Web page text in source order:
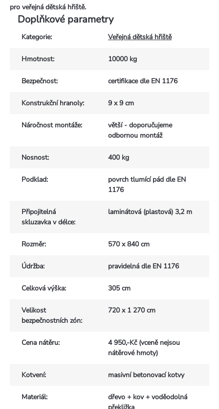
pro veřejná dětská hřiště.
Doplňkové parametry
Kategorie: Veřejná dětská hřiště
Hmotnost: 10000 kg
Bezpečnost: certifikace dle EN 1176
Konstrukční hranoly: 9 x 9 cm
Náročnost montáže:
větší - doporučujeme
odbornou montáž
Nosnost: 400 kg
Podklad:
povrch tlumící pád dle EN
1176
Připojitelná
skluzavka v délce:
laminátová (plastová) 3,2 m
Rozměr: 570 x 840 cm
Údržba: pravidelná dle EN 1176
Celková výška: 305 cm
Velikost
bezpečnostních zón:
720 x 1 270 cm
Cena nátěru:
4 950,-Kč (vceně nejsou
nátěrové hmoty)
Kotvení: masivní betonovací kotvy
Materiál:
dřevo + kov + voděodolná